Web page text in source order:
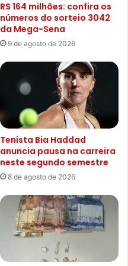
R$ 164 milhões: confira os
números do sorteio 3042
da Mega-Sena
9 de agosto de 2026
Tenista Bia Haddad
anuncia pausa na carreira
neste segundo semestre
8 de agosto de 2026